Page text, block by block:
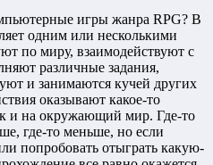
игры жанра RPG? В
одним или несколькими
по миру, взаимодействуют с
различные задания,
и занимаются кучей других
оказывают какое-то
и на окружающий мир. Где-то
где-то меньше, но если
попробовать отыграть какую-